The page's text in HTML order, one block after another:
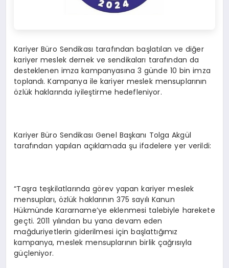
Kariyer Büro Sendikası tarafından başlatılan ve diğer
kariyer meslek dernek ve sendikaları tarafından da
desteklenen imza kampanyasına 3 günde 10 bin imza
toplandı. Kampanya ile kariyer meslek mensuplarının
özlük haklarında iyileştirme hedefleniyor.
Kariyer Büro Sendikası Genel Başkanı Tolga Akgül
tarafından yapılan açıklamada şu ifadelere yer verildi:
“Taşra teşkilatlarında görev yapan kariyer meslek
mensupları, özlük haklarının 375 sayılı Kanun
Hükmünde Kararname’ye eklenmesi talebiyle harekete
geçti. 2011 yılından bu yana devam eden
mağduriyetlerin giderilmesi için başlattığımız
kampanya, meslek mensuplarının birlik çağrısıyla
güçleniyor.